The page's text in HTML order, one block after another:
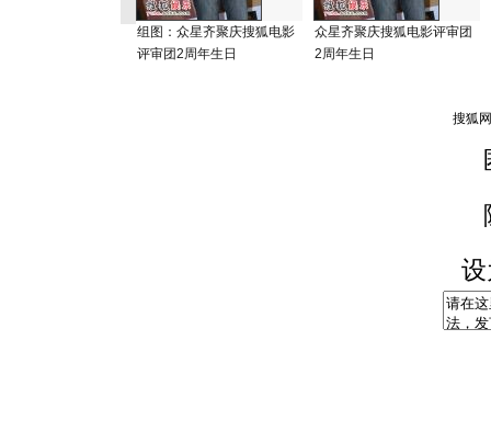
组图：众星齐聚庆搜狐电影
评审团2周年生日
众星齐聚庆搜狐电影评审团
2周年生日